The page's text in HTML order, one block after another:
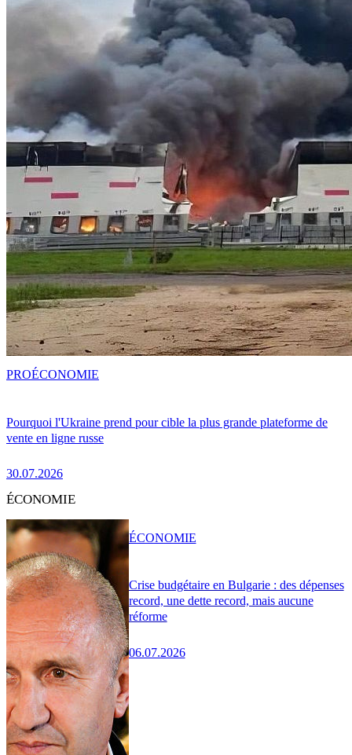
Pourquoi l'Ukraine prend pour cible la plus grande plateforme de
vente en ligne russe
30.07.2026
PROÉCONOMIE
ÉCONOMIE
Crise budgétaire en Bulgarie : des dépenses
record, une dette record, mais aucune
réforme
06.07.2026
ÉCONOMIE